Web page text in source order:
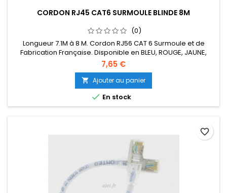
CORDON RJ45 CAT6 SURMOULE BLINDE 8M
(0)
Longueur 7.1M à 8 M. Cordon RJ56 CAT 6 Surmoule et de
Fabrication Française. Disponible en BLEU, ROUGE, JAUNE,
VERT, ORANGE, NOIR, VIOLET.
7,65 €
 Ajouter au panier
 En stock
favorite_border